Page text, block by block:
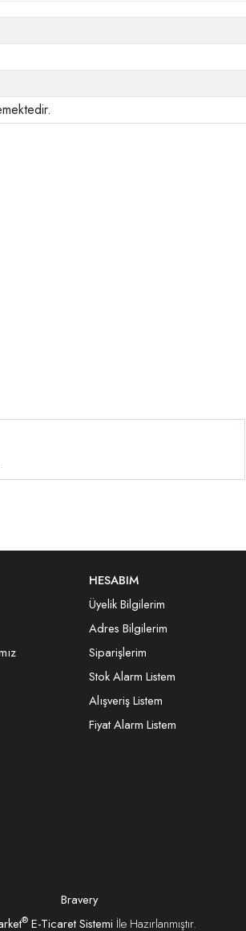
HESABIM
Üyelik Bilgilerim
Adres Bilgilerim
Siparişlerim
Stok Alarm Listem
Alışveriş Listem
Fiyat Alarm Listem
Bravery
® E-Ticaret Sistemi İle Hazırlanmıştır.